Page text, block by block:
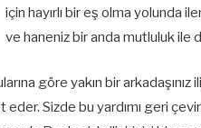
için hayırlı bir eş olma yolunda
ve haneniz bir anda mutluluk ile
göre yakın bir
Sizde bu yardımı geri